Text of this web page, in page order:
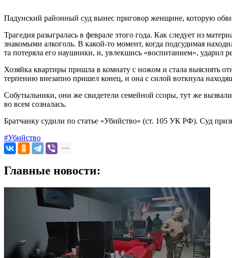
Падунский районный суд вынес приговор женщине, которую
Трагедия разыгралась в феврале этого года. Как следует из
знакомыми алкоголь. В какой-то момент, когда подсудимая
та потеряла его наушники, и, увлекшись «воспитанием», ударил
Хозяйка квартиры пришла в комнату с ножом и стала выяснять
терпению внезапно пришел конец, и она с силой воткнула
Собутыльники, они же свидетели семейной ссоры, тут же
во всем созналась.
Братчанку судили по статье «Убийство» (ст. 105 УК РФ). Суд
#Убийство
Главные новости: